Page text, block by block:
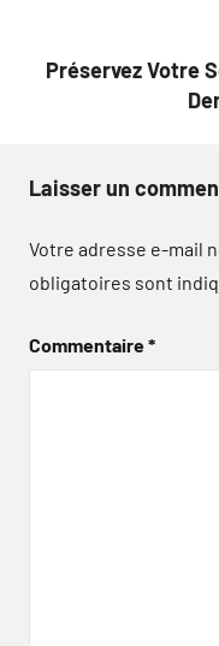
Préservez Votre
Laisser un
Votre adresse e-mail
obligatoires sont
Commentaire*